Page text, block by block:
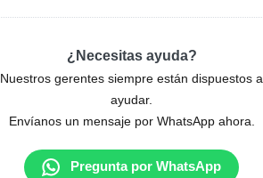
¿Necesitas ayuda?
Nuestros gerentes siempre están dispuestos a
ayudar.
Envíanos un mensaje por WhatsApp ahora.
Pregunta por WhatsApp